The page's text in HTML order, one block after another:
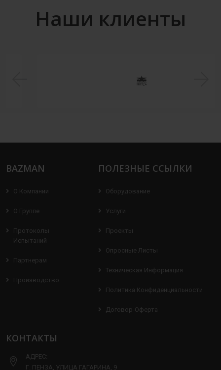
Наши клиенты
BAZMAN
О Компании
О Группе
Протоколы
Испытаний
Партнерам
Производство
ПОЛЕЗНЫЕ ССЫЛКИ
Оборудование
Услуги
Проекты
Опросные Листы
Техническая Информация
Политика Конфиденциальности
Договор-Оферта
КОНТАКТЫ
АДРЕС:
Г. ПЕНЗА, УЛИЦА ГАГАРИНА, 9